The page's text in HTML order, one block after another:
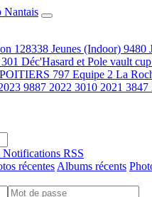
128338 Jeunes (Indoor) 9480
301 Déc'Hasard et Pole vault
797 Equipe 2 La
9887 2022 3010 2021 3847
Notifications RSS
récentes Albums récents